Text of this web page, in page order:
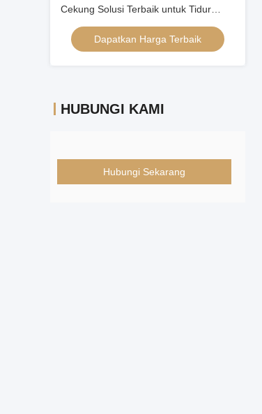
Cekung Solusi Terbaik untuk Tidur
Malam yang Nyenyak
Dapatkan Harga Terbaik
HUBUNGI KAMI
Hubungi Sekarang